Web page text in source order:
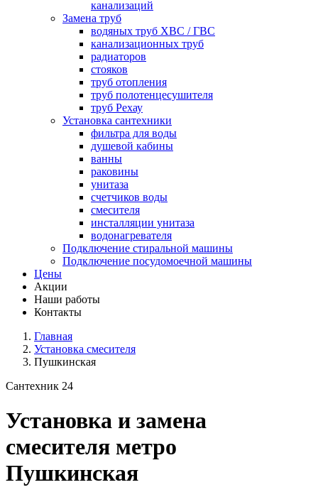
канализаций
Замена труб
водяных труб ХВС / ГВС
канализационных труб
радиаторов
стояков
труб отопления
труб полотенцесушителя
труб Рехау
Установка сантехники
фильтра для воды
душевой кабины
ванны
раковины
унитаза
счетчиков воды
смесителя
инсталляции унитаза
водонагревателя
Подключение стиральной машины
Подключение посудомоечной машины
Цены
Акции
Наши работы
Контакты
Главная
Установка смесителя
Пушкинская
Сантехник 24
Установка и замена
смесителя метро
Пушкинская